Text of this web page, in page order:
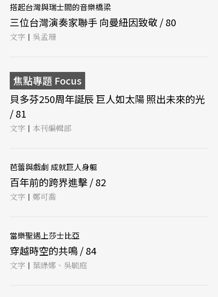
搭起台灣與瑞士間的音樂橋梁
三位台灣演奏家聯手 向曼紐因致敬 / 80
文字 | 吳孟珊
焦點專題 Focus
貝多芬250周年誕辰 巨人如太陽 照出未來的光
/ 81
文字 | 本刊編輯部
芭蕾與戲劇 成就巨人身軀
百年前的跨界進擊 / 82
文字 | 鄭可喬
當樂聖遇上莎士比亞
穿越時空的共鳴 / 84
文字 | 葉綠娜、吳毓庭